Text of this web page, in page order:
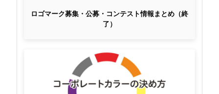
ロゴマーク募集・公募・コンテスト情報まとめ（終
了）